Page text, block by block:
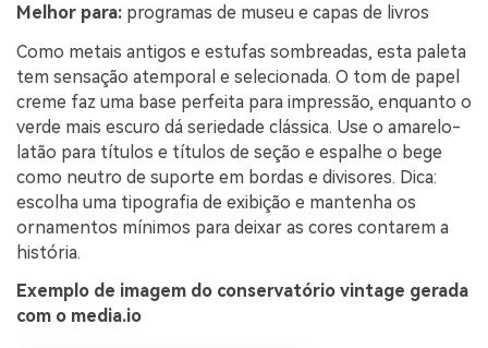
Melhor para: programas de museu e capas de livros
Como metais antigos e estufas sombreadas, esta paleta
tem sensação atemporal e selecionada. O tom de papel
creme faz uma base perfeita para impressão, enquanto o
verde mais escuro dá seriedade clássica. Use o amarelo-
latão para títulos e títulos de seção e espalhe o bege
como neutro de suporte em bordas e divisores. Dica:
escolha uma tipografia de exibição e mantenha os
ornamentos mínimos para deixar as cores contarem a
história.
Exemplo de imagem do conservatório vintage gerada
com o media.io